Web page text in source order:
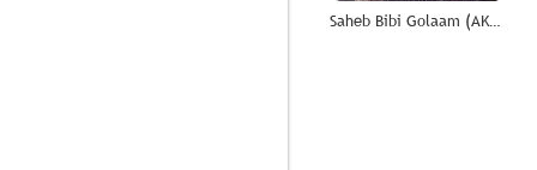
Saheb Bibi Golaam (AKA The Drifters)